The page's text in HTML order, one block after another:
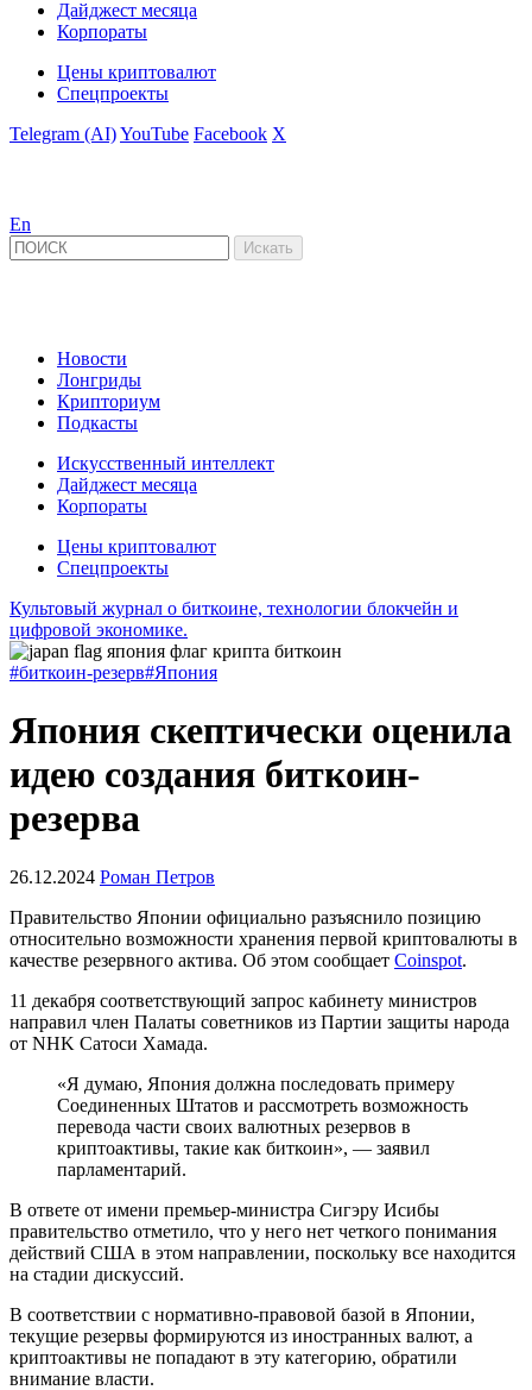
Дайджест месяца
Корпораты
Цены криптовалют
Спецпроекты
Telegram (AI)YouTube Facebook X
En
Новости
Лонгриды
Крипториум
Подкасты
Искусственный интеллект
Дайджест месяца
Корпораты
Цены криптовалют
Спецпроекты
Культовый журнал о биткоине, технологии блокчейн и
цифровой экономике.
#биткоин-резерв#Япония
Япония скептически оценила
идею создания биткоин-
резерва
26.12.2024 Роман Петров
Правительство Японии официально разъяснило позицию
относительно возможности хранения первой криптовалюты в
качестве резервного актива. Об этом сообщает Coinspot.
11 декабря соответствующий запрос кабинету министров
направил член Палаты советников из Партии защиты народа
от NHK Сатоси Хамада.
«Я думаю, Япония должна последовать примеру
Соединенных Штатов и рассмотреть возможность
перевода части своих валютных резервов в
криптоактивы, такие как биткоин», — заявил
парламентарий.
В ответе от имени премьер-министра Сигэру Исибы
правительство отметило, что у него нет четкого понимания
действий США в этом направлении, поскольку все находится
на стадии дискуссий.
В соответствии с нормативно-правовой базой в Японии,
текущие резервы формируются из иностранных валют, а
криптоактивы не попадают в эту категорию, обратили
внимание власти.